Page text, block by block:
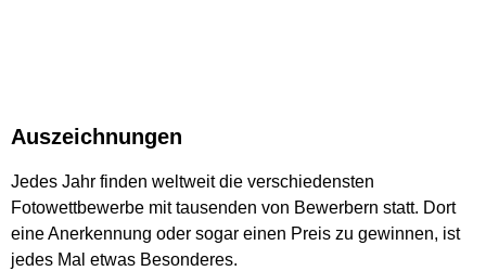
Auszeichnungen
Jedes Jahr finden weltweit die verschiedensten
Fotowettbewerbe mit tausenden von Bewerbern statt. Dort
eine Anerkennung oder sogar einen Preis zu gewinnen, ist
jedes Mal etwas Besonderes.